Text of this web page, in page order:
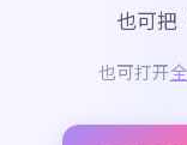
也可把
也可打开